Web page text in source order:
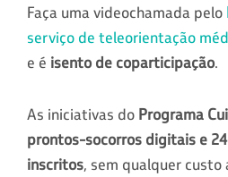
Faça uma videochamada pelo
serviço de teleorientação
e é isento de coparticipação.
As iniciativas do Programa
prontos-socorros digitais e
inscritos, sem qualquer custo